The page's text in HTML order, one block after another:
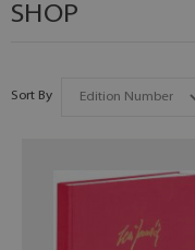
SHOP
Sort By